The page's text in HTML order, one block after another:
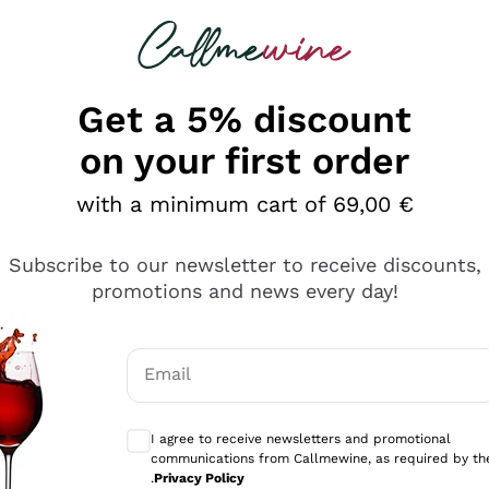
looking for
è male ma secondo me ci sono alternative che
Get a 5% discount
on your first order
with a minimum cart of 69,00 €
Subscribe to our newsletter to receive discounts,
promotions and news every day!
Email
I agree to receive newsletters and promotional
communications from Callmewine, as required by
.Privacy Policy